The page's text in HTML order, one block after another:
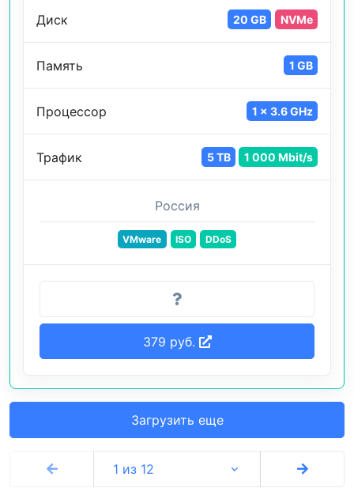
Диск 20 GB NVMe
Память 1 GB
Процессор 1 x 3.6 GHz
Трафик 5 TB 1 000 Mbit/s
Россия
VMware ISO DDoS
379 руб.
Загрузить еще
1 из 12